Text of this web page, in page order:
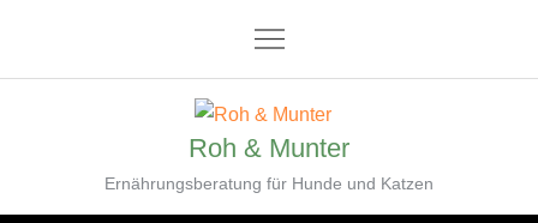
Roh & Munter
Ernährungsberatung für Hunde und Katzen